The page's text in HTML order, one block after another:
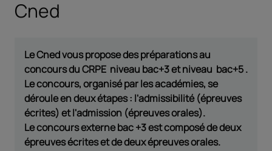
Cned
Le Cned vous propose des préparations au
concours du CRPE niveau bac+3 et niveau bac+5 .
Le concours, organisé par les académies, se
déroule en deux étapes : l'admissibilité (épreuves
écrites) et l'admission (épreuves orales).
Leconcours externe bac +3est composé de deux
épreuves écrites et de deux épreuves orales.